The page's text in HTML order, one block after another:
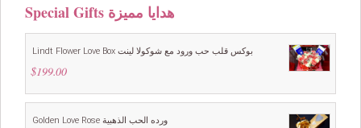
Special Gifts هدايا مميزة
Lindt Flower Love Box بوكس قلب حب ورود مع شوكولا لينت
$199.00
Golden Love Rose ورده الحب الذهبية